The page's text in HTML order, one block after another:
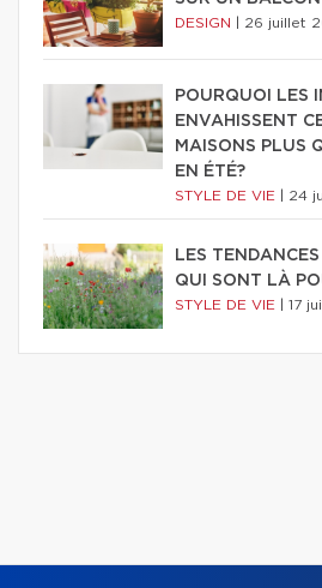
DESIGN 26 juillet
POURQUOI LES
ENVAHISSENT
MAISONS PLUS
EN ÉTÉ?
STYLE DE VIE 24
LES
QUI SONT LÀ
STYLE DE VIE 17